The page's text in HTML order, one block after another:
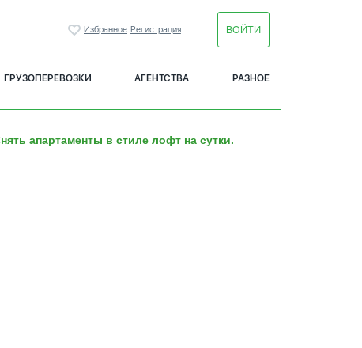
Избранное Регистрация ВОЙТИ
ГРУЗОПЕРЕВОЗКИ АГЕНТСТВА РАЗНОЕ
апартаменты в стиле лофт на сутки.